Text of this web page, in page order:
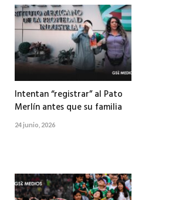
Intentan “registrar” al Pato
Merlín antes que su familia
24 junio, 2026